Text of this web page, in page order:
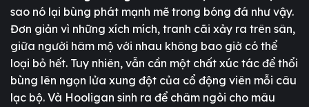
sao nó lại bùng phát mạnh mẽ trong bóng đá như vậy.
Đơn giản vì những xích mích, tranh cãi xảy ra trên sân,
giữa người hâm mộ với nhau không bao giờ có thể
loại bỏ hết. Tuy nhiên, vẫn cần một chất xúc tác để thổi
bùng lên ngọn lửa xung đột của cổ động viên mỗi câu
lạc bộ. Và Hooligan sinh ra để châm ngòi cho mâu